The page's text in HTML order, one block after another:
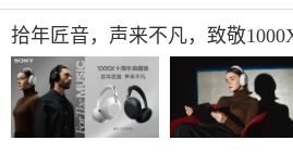
拾年匠音，声来不凡，致敬
布1000X十周年典藏版头戴降噪